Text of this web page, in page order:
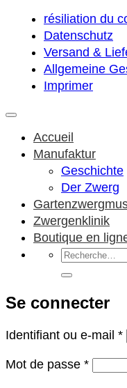
résiliation du
Datenschutz
Versand &
Allgemeine
Imprimer
Accueil
Manufaktur
Geschichte
Der Zwerg
Zwergenklinik
Boutique en
Recherche
pour :
Se connecter
Identifiant ou e-mail *
Mot de passe *